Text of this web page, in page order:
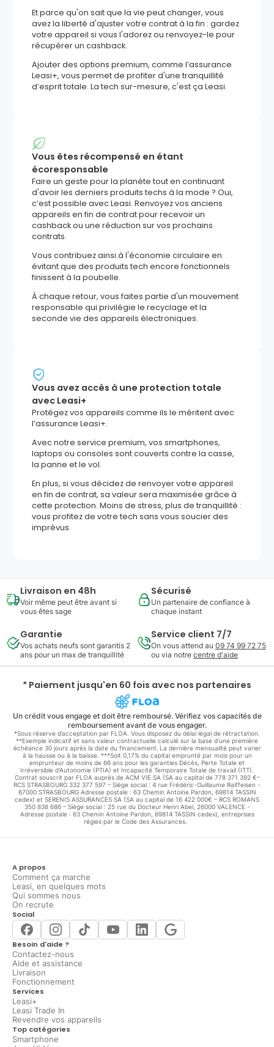
Et parce qu'on sait que la vie peut changer, vous
avez la liberté d'ajuster votre contrat à la fin : gardez
votre appareil si vous l'adorez ou renvoyez-le pour
récupérer un cashback.
Ajouter des options premium, comme l’assurance
Leasi+, vous permet de profiter d'une tranquillité
d’esprit totale. La tech sur-mesure, c'est ça Leasi.
Vous êtes récompensé en étant
écoresponsable
Faire un geste pour la planète tout en continuant
d'avoir les derniers produits techs à la mode ? Oui,
c’est possible avec Leasi. Renvoyez vos anciens
appareils en fin de contrat pour recevoir un
cashback ou une réduction sur vos prochains
contrats.
Vous contribuez ainsi à l'économie circulaire en
évitant que des produits tech encore fonctionnels
finissent à la poubelle.
À chaque retour, vous faites partie d'un mouvement
responsable qui privilégie le recyclage et la
seconde vie des appareils électroniques.
Vous avez accès à une protection totale
avec Leasi+
Protégez vos appareils comme ils le méritent avec
l’assurance Leasi+.
Avec notre service premium, vos smartphones,
laptops ou consoles sont couverts contre la casse,
la panne et le vol.
En plus, si vous décidez de renvoyer votre appareil
en fin de contrat, sa valeur sera maximisée grâce à
cette protection. Moins de stress, plus de tranquillité :
vous profitez de votre tech sans vous soucier des
imprévus.
Livraison en 48h
Voir même peut être avant si
vous êtes sage
Sécurisé
Un partenaire de confiance à
chaque instant
Garantie
Vos achats neufs sont garantis 2
ans pour un max de tranquillité
Service client 7/7
On vous attend au 09 74 99 72 75
ou via notre centre d'aide
* Paiement jusqu'en 60 fois avec nos partenaires
Un crédit vous engage et doit être remboursé. Vérifiez vos capacités de
remboursement avant de vous engager.
*Sous réserve d’acceptation par FLOA. Vous disposez du délai légal de rétractation.
**Exemple indicatif et sans valeur contractuelle calculé sur la base d'une première
échéance 30 jours après la date du financement. La dernière mensualité peut varier
à la hausse ou à la baisse. ***Soit 0,17% du capital emprunté par mois pour un
emprunteur de moins de 66 ans pour les garanties Décès, Perte Totale et
Irréversible d'Autonomie (PTIA) et Incapacité Temporaire Totale de travail (ITT).
Contrat souscrit par FLOA auprès de ACM VIE SA (SA au capital de 778 371 392 €–
RCS STRASBOURG 332 377 597 – Siège social : 4 rue Frédéric-Guillaume Raiffeisen -
67000 STRASBOURG Adresse postale : 63 Chemin Antoine Pardon, 69814 TASSIN
cedex) et SERENIS ASSURANCES SA (SA au capital de 16 422 000€ – RCS ROMANS
350 838 686 – Siège social : 25 rue du Docteur Henri Abel, 26000 VALENCE -
Adresse postale : 63 Chemin Antoine Pardon, 69814 TASSIN cedex), entreprises
régies par le Code des Assurances.
A propos
Comment ça marche
Leasi, en quelques mots
Qui sommes nous
On recrute
Social
Besoin d'aide ?
Contactez-nous
Aide et assistance
Livraison
Fonctionnement
Services
Leasi+
Leasi Trade In
Revendre vos appareils
Top catégories
Smartphone